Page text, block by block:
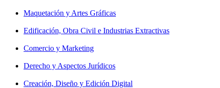
Maquetación y Artes Gráficas
Edificación, Obra Civil e Industrias Extractivas
Comercio y Marketing
Derecho y Aspectos Jurídicos
Creación, Diseño y Edición Digital